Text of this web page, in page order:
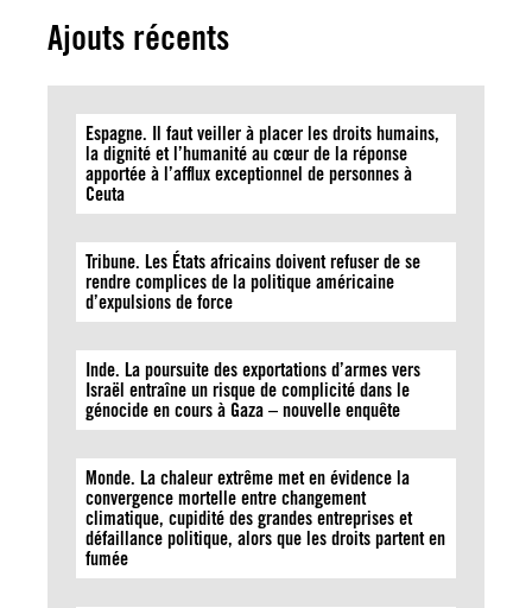
Ajouts récents
Espagne. Il faut veiller à placer les droits humains,
la dignité et l’humanité au cœur de la réponse
apportée à l’afflux exceptionnel de personnes à
Ceuta
Tribune. Les États africains doivent refuser de se
rendre complices de la politique américaine
d’expulsions de force
Inde. La poursuite des exportations d’armes vers
Israël entraîne un risque de complicité dans le
génocide en cours à Gaza – nouvelle enquête
Monde. La chaleur extrême met en évidence la
convergence mortelle entre changement
climatique, cupidité des grandes entreprises et
défaillance politique, alors que les droits partent en
fumée